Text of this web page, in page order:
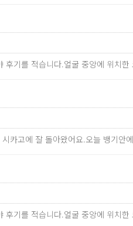
후기를 적습니다.얼굴 중앙에 위치
카고에 잘 돌아왔어요.오늘 뱅기
후기를 적습니다.얼굴 중앙에 위치